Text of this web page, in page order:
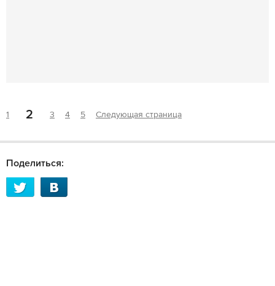
1 2 3 4 5 Следующая страница
Поделиться: